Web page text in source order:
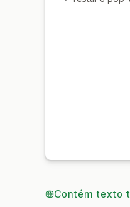
Contém texto